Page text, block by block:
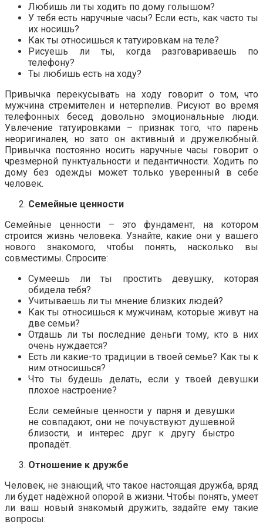
Любишь ли ты ходить по дому голышом?
У тебя есть наручные часы? Если есть, как часто ты
их носишь?
Как ты относишься к татуировкам на теле?
Рисуешь ли ты, когда разговариваешь по
телефону?
Ты любишь есть на ходу?
Привычка перекусывать на ходу говорит о том, что
мужчина стремителен и нетерпелив. Рисуют во время
телефонных бесед довольно эмоциональные люди.
Увлечение татуировками – признак того, что парень
неоригинален, но зато он активный и дружелюбный.
Привычка постоянно носить наручные часы говорит о
чрезмерной пунктуальности и педантичности. Ходить по
дому без одежды может только уверенный в себе
человек.
Семейные ценности
Семейные ценности – это фундамент, на котором
строится жизнь человека. Узнайте, какие они у вашего
нового знакомого, чтобы понять, насколько вы
совместимы. Спросите:
Сумеешь ли ты простить девушку, которая
обидела тебя?
Учитываешь ли ты мнение близких людей?
Как ты относишься к мужчинам, которые живут на
две семьи?
Отдашь ли ты последние деньги тому, кто в них
очень нуждается?
Есть ли какие-то традиции в твоей семье? Как ты к
ним относишься?
Что ты будешь делать, если у твоей девушки
плохое настроение?
Если семейные ценности у парня и девушки
не совпадают, они не почувствуют душевной
близости, и интерес друг к другу быстро
пропадёт.
Отношение к дружбе
Человек, не знающий, что такое настоящая дружба, вряд
ли будет надёжной опорой в жизни. Чтобы понять, умеет
ли ваш новый знакомый дружить, задайте ему такие
вопросы: